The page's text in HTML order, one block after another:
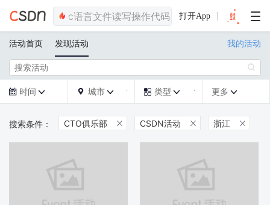
打开App
活动首页 发现活动 我的活动

 时间   城市   类型  更多 
CTO俱乐部  CSDN活动  浙江 